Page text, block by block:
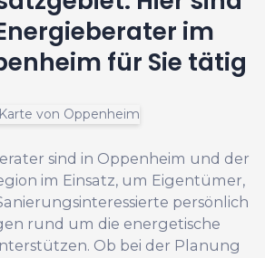
im
für Sie tätig
sind in Oppenheim und der
im Einsatz, um Eigentümer,
persönlich
rund um die energetische
Ob bei der Planung